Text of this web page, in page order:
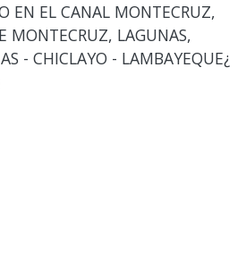
EN EL CANAL MONTECRUZ,
MONTECRUZ, LAGUNAS,
- CHICLAYO - LAMBAYEQUE¿